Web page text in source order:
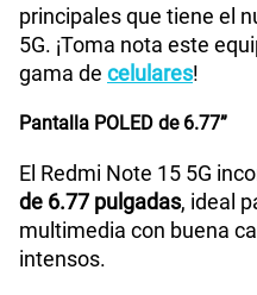
Cámara de fotos Principal
Cámara de fotos Frontal
Radio FM
principales que tiene el
5G. ¡Toma nota este
gama de celulares!
Pantalla POLED de 6.77”
El Redmi Note 15 5G
de 6.77 pulgadas, ideal
multimedia con buena
intensos.